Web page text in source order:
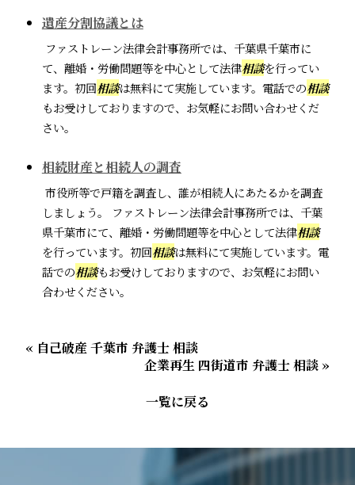
遺産分割協議とは
ファストレーン法律会計事務所では、千葉県千葉市に
て、離婚・労働問題等を中心として法律相談を行ってい
ます。初回相談は無料にて実施しています。電話での相談
もお受けしておりますので、お気軽にお問い合わせくだ
さい。
相続財産と相続人の調査
市役所等で戸籍を調査し、誰が相続人にあたるかを調査
しましょう。 ファストレーン法律会計事務所では、千葉
県千葉市にて、離婚・労働問題等を中心として法律相談
を行っています。初回相談は無料にて実施しています。電
話での相談もお受けしておりますので、お気軽にお問い
合わせください。
« 自己破産 千葉市 弁護士 相談
企業再生 四街道市 弁護士 相談 »
一覧に戻る